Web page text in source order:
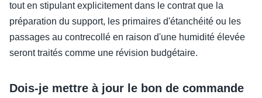
tout en stipulant explicitement dans le contrat que la
préparation du support, les primaires d'étanchéité ou les
passages au contrecollé en raison d'une humidité élevée
seront traités comme une révision budgétaire.
Dois-je mettre à jour le bon de commande